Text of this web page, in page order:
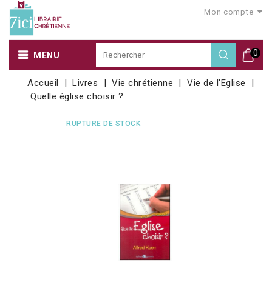
Mon compte
0
MENU
Accueil Livres Vie chrétienne
Vie de l'Eglise
Quelle église choisir ?
RUPTURE DE STOCK